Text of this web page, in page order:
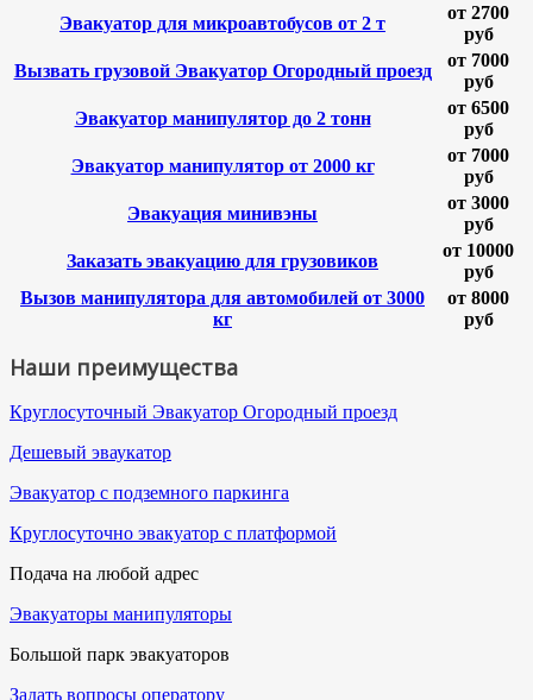
Эвакуатор для микроавтобусов от 2 т
от 2700
руб
Вызвать грузовой Эвакуатор Огородный проезд
от 7000
руб
Эвакуатор манипулятор до 2 тонн
от 6500
руб
Эвакуатор манипулятор от 2000 кг
от 7000
руб
Эвакуация минивэны
от 3000
руб
Заказать эвакуацию для грузовиков
от 10000
руб
Вызов манипулятора для автомобилей от 3000
кг
от 8000
руб
Наши преимущества
Круглосуточный Эвакуатор Огородный проезд
Дешевый эваукатор
Эвакуатор с подземного паркинга
Круглосуточно эвакуатор с платформой
Подача на любой адрес
Эвакуаторы манипуляторы
Большой парк эвакуаторов
Задать вопросы оператору